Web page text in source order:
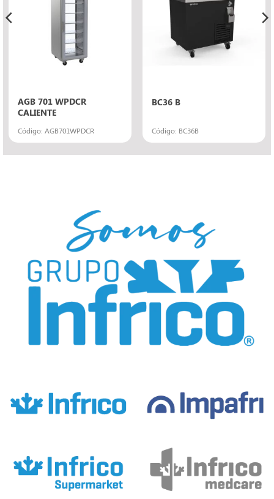
AGB 701 WPDCR
CALIENTE
Código: AGB701WPDCR
BC36 B
Código: BC36B